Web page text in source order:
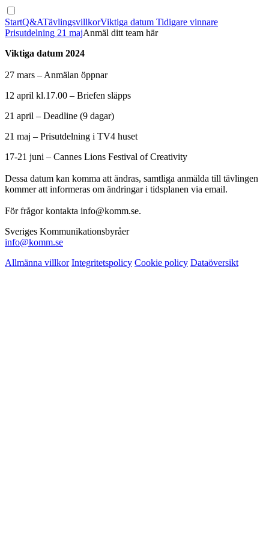
StartQ&ATävlingsvillkorViktiga datum Tidigare vinnare
Prisutdelning 21 majAnmäl ditt team här
Viktiga datum 2024
27 mars – Anmälan öppnar
12 april kl.17.00 – Briefen släpps
21 april – Deadline (9 dagar)
21 maj – Prisutdelning i TV4 huset
17-21 juni – Cannes Lions Festival of Creativity
Dessa datum kan komma att ändras, samtliga anmälda till tävlingen
kommer att informeras om ändringar i tidsplanen via email.
För frågor kontakta info@komm.se.
Sveriges Kommunikationsbyråer
info@komm.se
Allmänna villkor Integritetspolicy Cookie policy Dataöversikt